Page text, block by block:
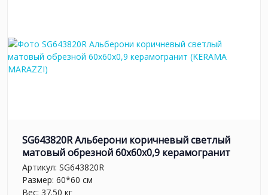
SG643820R Альберони коричневый светлый
матовый обрезной 60x60x0,9 керамогранит
Артикул: SG643820R
Размер: 60*60 см
Вес: 37.50 кг